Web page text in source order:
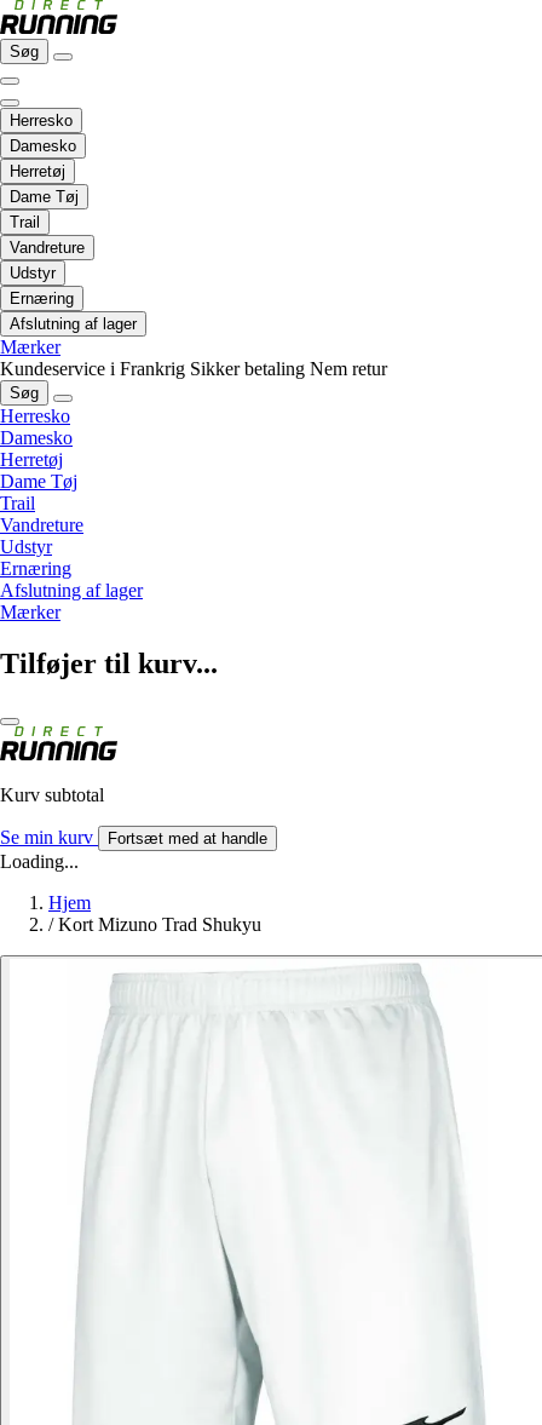
Søg
Herresko
Damesko
Herretøj
Dame Tøj
Trail
Vandreture
Udstyr
Ernæring
Afslutning af lager
Mærker
Kundeservice i Frankrig Sikker betaling Nem retur
Søg
Herresko
Damesko
Herretøj
Dame Tøj
Trail
Vandreture
Udstyr
Ernæring
Afslutning af lager
Mærker
Tilføjer til kurv...
Kurv subtotal
Se min kurv Fortsæt med at handle
Loading...
Hjem
/ Kort Mizuno Trad Shukyu